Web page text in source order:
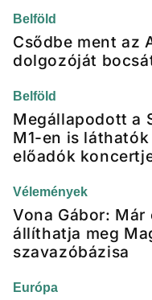
Belföld
Csődbe ment az
dolgozóját
Belföld
Megállapodott a
M1-en is
előadók
Vélemények
Vona Gábor:
állíthatja meg
szavazóbázisa
Európa